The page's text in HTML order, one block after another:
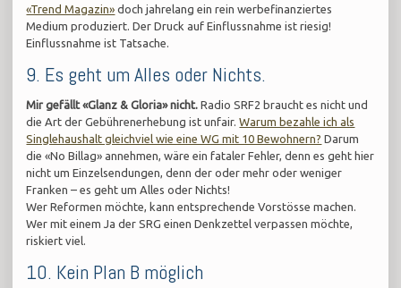
«Trend Magazin» doch jahrelang ein rein werbefinanziertes
Medium produziert. Der Druck auf Einflussnahme ist riesig!
Einflussnahme ist Tatsache.
9. Es geht um Alles oder Nichts.
Mir gefällt «Glanz & Gloria» nicht. Radio SRF2 braucht es nicht und
die Art der Gebührenerhebung ist unfair.Warum bezahle ich als
Singlehaushalt gleichviel wie eine WG mit 10 Bewohnern? Darum
die «No Billag» annehmen, wäre ein fataler Fehler, denn es geht hier
nicht um Einzelsendungen, denn der oder mehr oder weniger
Franken – es geht um Alles oder Nichts!
Wer Reformen möchte, kann entsprechende Vorstösse machen.
Wer mit einem Ja der SRG einen Denkzettel verpassen möchte,
riskiert viel.
10. Kein Plan B möglich